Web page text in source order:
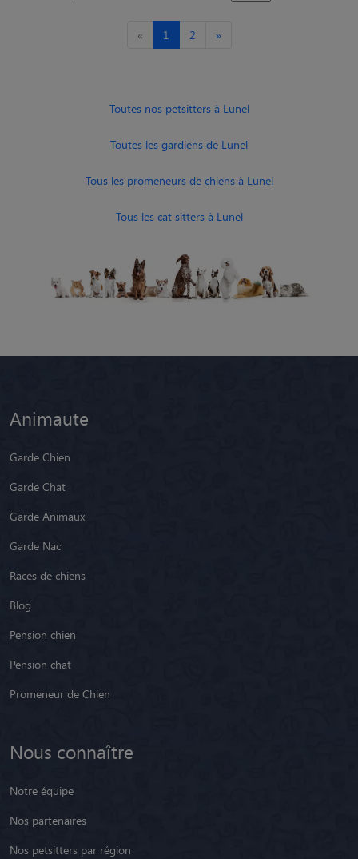
« 1 2 »
Toutes nos petsitters à Lunel
Toutes les gardiens de Lunel
Tous les promeneurs de chiens à Lunel
Tous les cat sitters à Lunel
Animaute
Garde Chien
Garde Chat
Garde Animaux
Garde Nac
Races de chiens
Blog
Pension chien
Pension chat
Promeneur de Chien
Nous connaître
Notre équipe
Nos partenaires
Nos petsitters par région